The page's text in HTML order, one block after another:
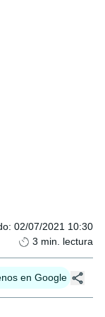
: 02/07/2021 10:30
3 min. lectura
en Google